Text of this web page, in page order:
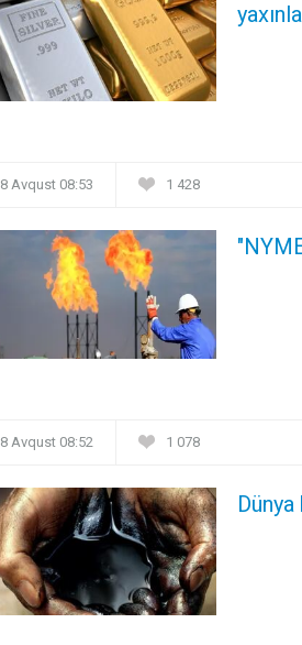
8 Avqust 08:53 1 428
8 Avqust 08:52 1 078